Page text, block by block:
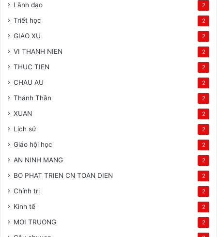
Lãnh đạo 2
Triết học 2
GIAO XU 2
VI THANH NIEN 2
THUC TIEN 2
CHAU AU 2
Thánh Thần 2
XUAN 2
Lịch sử 2
Giáo hội học 2
AN NINH MANG 2
BO PHAT TRIEN CN TOAN DIEN 2
Chính trị 2
Kinh tế 2
MOI TRUONG 2